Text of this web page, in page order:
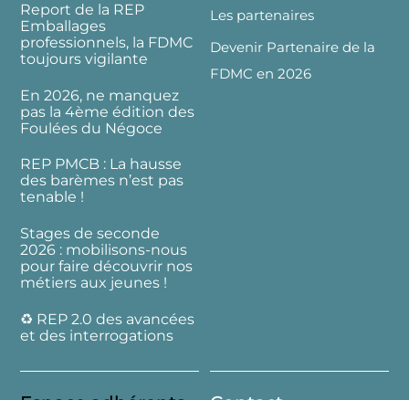
Report de la REP
Emballages
professionnels, la FDMC
toujours vigilante
En 2026, ne manquez
pas la 4ème édition des
Foulées du Négoce
REP PMCB : La hausse
des barèmes n’est pas
tenable !
Stages de seconde
2026 : mobilisons-nous
pour faire découvrir nos
métiers aux jeunes !
♻️ REP 2.0 des avancées
et des interrogations
Les partenaires
Devenir Partenaire de la
FDMC en 2026